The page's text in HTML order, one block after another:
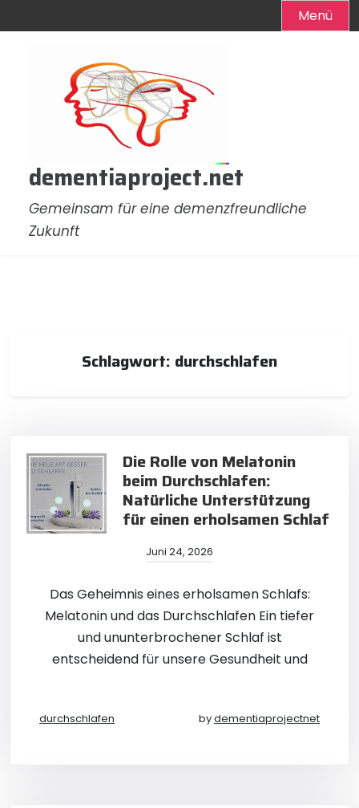
Menü
dementiaproject.net
Gemeinsam für eine demenzfreundliche
Zukunft
Schlagwort: durchschlafen
Die Rolle von Melatonin
beim Durchschlafen:
Natürliche Unterstützung
für einen erholsamen Schlaf
Juni 24, 2026
Das Geheimnis eines erholsamen Schlafs:
Melatonin und das Durchschlafen Ein tiefer
und ununterbrochener Schlaf ist
entscheidend für unsere Gesundheit und
durchschlafen bydementiaprojectnet